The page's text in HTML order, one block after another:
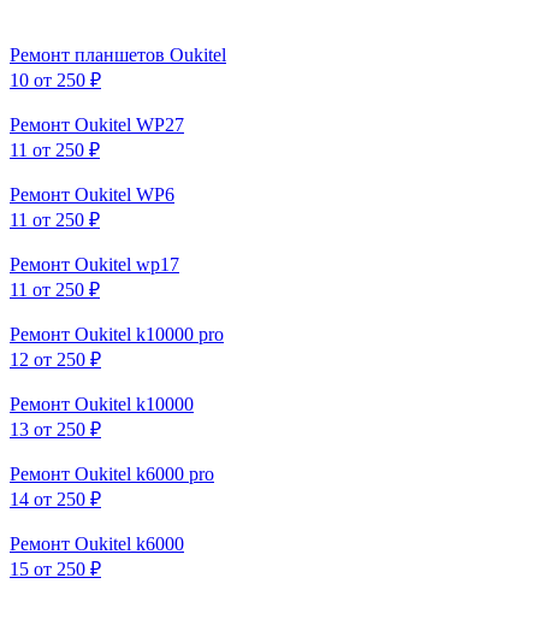
Ремонт планшетов Oukitel
10 от 250 ₽
Ремонт Oukitel WP27
11 от 250 ₽
Ремонт Oukitel WP6
11 от 250 ₽
Ремонт Oukitel wp17
11 от 250 ₽
Ремонт Oukitel k10000 pro
12 от 250 ₽
Ремонт Oukitel k10000
13 от 250 ₽
Ремонт Oukitel k6000 pro
14 от 250 ₽
Ремонт Oukitel k6000
15 от 250 ₽